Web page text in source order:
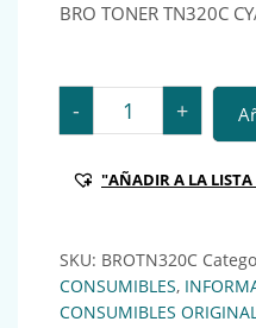
BRO TONER TN320C
- BRO TONER
+
"AÑADIR A LA LISTA
SKU: BROTN320C
CONSUMIBLES,
CONSUMIBLES